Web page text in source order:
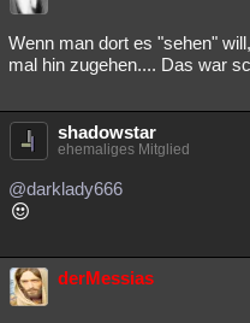
Wenn man dort es "sehen"
mal hin zugehen.... Das war
shadowstar
ehemaliges Mitglied
@darklady666
derMessias